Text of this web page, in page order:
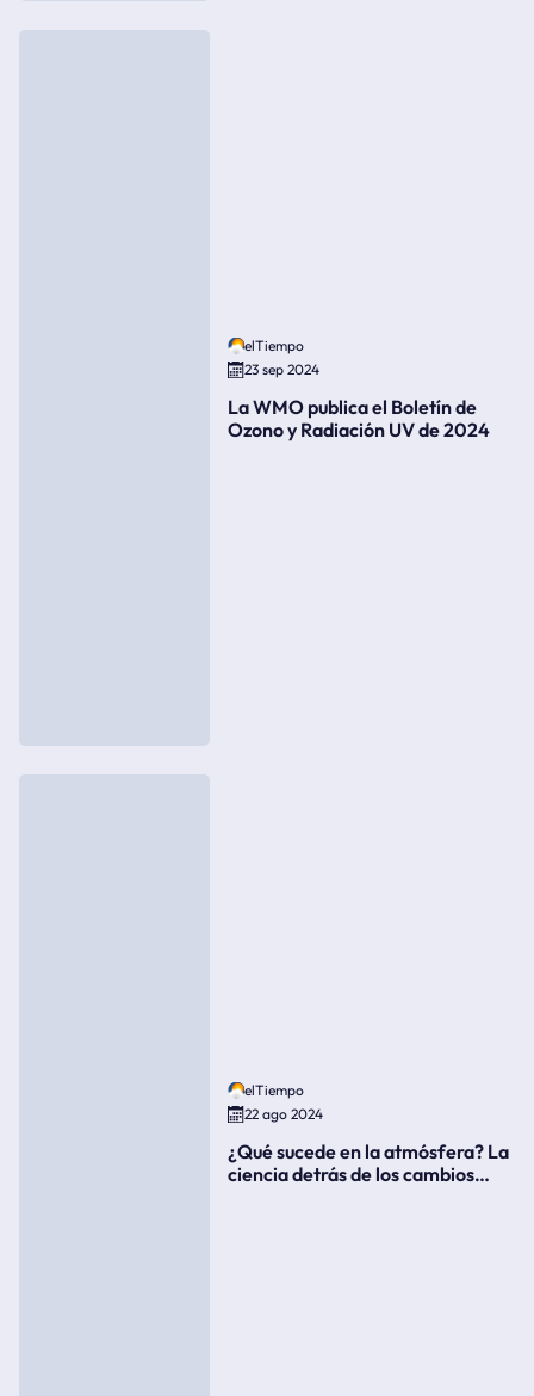
elTiempo
23 sep 2024
La WMO publica el Boletín de
Ozono y Radiación UV de 2024
elTiempo
22 ago 2024
¿Qué sucede en la atmósfera? La
ciencia detrás de los cambios